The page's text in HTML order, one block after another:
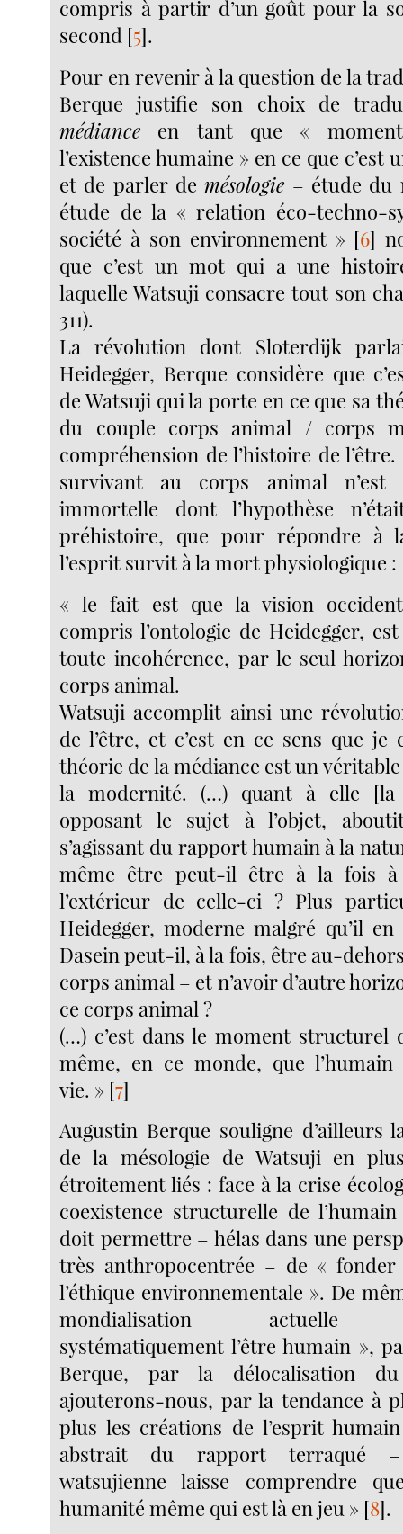
compris à partir d’un goût pour la
second [5].
Pour en revenir à la question de la
Berque justifie son choix de
médiance en tant que «
l’existence humaine » en ce que c’est
et de parler demésologie – étude du
étude de la « relation éco-techno-
société à son environnement » [6]
que c’est un mot qui a une
laquelle Watsuji consacre tout son
311).
La révolution dont Sloterdijk
Heidegger, Berque considère que
de Watsuji qui la porte en ce que sa
du couple corps animal / corps
compréhension de l’histoire de
survivant au corps animal n’est
immortelle dont l’hypothèse
préhistoire, que pour répondre à
l’esprit survit à la mort physiologique :
« le fait est que la vision
compris l’ontologie de Heidegger,
toute incohérence, par le seul
corps animal.
Watsuji accomplit ainsi une
de l’être, et c’est en ce sens que je
théorie de la médiance est un
la modernité. (…) quant à elle [la
opposant le sujet à l’objet,
s’agissant du rapport humain à la
même être peut-il être à la fois à
l’extérieur de celle-ci ? Plus
Heidegger, moderne malgré qu’il
Dasein peut-il, à la fois, être au-
corps animal – et n’avoir d’autre
ce corps animal ?
(…) c’est dans le moment structurel
même, en ce monde, que
vie. » [7]
Augustin Berque souligne d’ailleurs
de la mésologie de Watsuji en
étroitement liés : face à la crise
coexistence structurelle de
doit permettre – hélas dans une
très anthropocentrée – de « fonder
l’éthique environnementale ». De
mondialisation actuelle
systématiquement l’être humain »,
Berque, par la délocalisation
ajouterons-nous, par la tendance à
plus les créations de l’esprit
abstrait du rapport terraqué
watsujienne laisse comprendre
humanité même qui est là en jeu » [8].